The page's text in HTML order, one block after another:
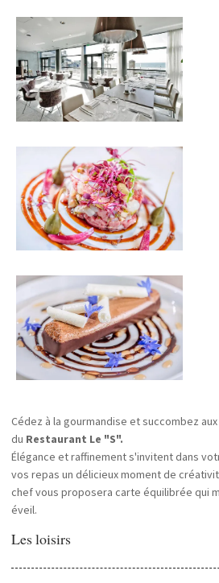
Cédez à la gourmandise et succombez
du Restaurant Le "S".
Élégance et raffinement s'invitent dans
vos repas un délicieux moment de
chef vous proposera carte équilibrée qui
éveil.
Les loisirs